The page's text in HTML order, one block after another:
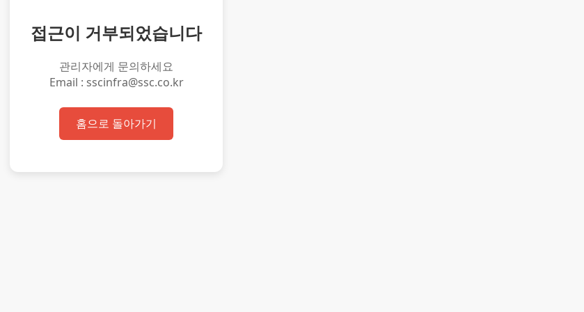
접근이 거부되었습니다
관리자에게 문의하세요
Email : sscinfra@ssc.co.kr
홈으로 돌아가기